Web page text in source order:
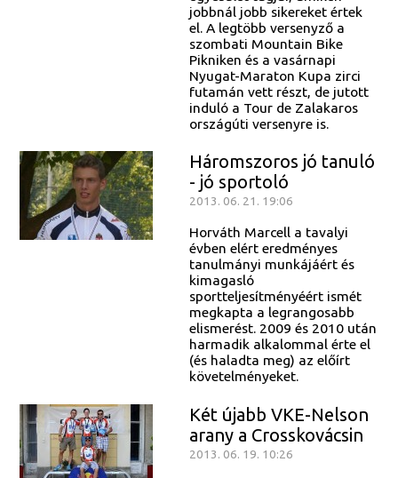
jobbnál jobb sikereket értek
el. A legtöbb versenyző a
szombati Mountain Bike
Pikniken és a vasárnapi
Nyugat-Maraton Kupa zirci
futamán vett részt, de jutott
induló a Tour de Zalakaros
országúti versenyre is.
Háromszoros jó tanuló
- jó sportoló
2013. 06. 21. 19:06
Horváth Marcell a tavalyi
évben elért eredményes
tanulmányi munkájáért és
kimagasló
sportteljesítményéért ismét
megkapta a legrangosabb
elismerést. 2009 és 2010 után
harmadik alkalommal érte el
(és haladta meg) az előírt
követelményeket.
Két újabb VKE-Nelson
arany a Crosskovácsin
2013. 06. 19. 10:26